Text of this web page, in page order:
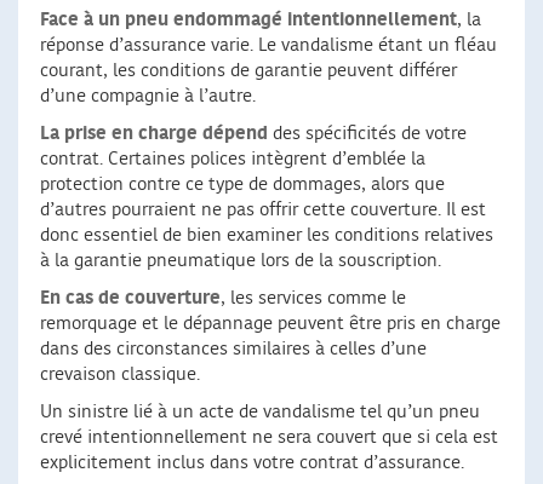
Face à un pneu endommagé intentionnellement, la
réponse d’assurance varie. Le vandalisme étant un fléau
courant, les conditions de garantie peuvent différer
d’une compagnie à l’autre.
La prise en charge dépend des spécificités de votre
contrat. Certaines polices intègrent d’emblée la
protection contre ce type de dommages, alors que
d’autres pourraient ne pas offrir cette couverture. Il est
donc essentiel de bien examiner les conditions relatives
à la garantie pneumatique lors de la souscription.
En cas de couverture, les services comme le
remorquage et le dépannage peuvent être pris en charge
dans des circonstances similaires à celles d’une
crevaison classique.
Un sinistre lié à un acte de vandalisme tel qu’un pneu
crevé intentionnellement ne sera couvert que si cela est
explicitement inclus dans votre contrat d’assurance.